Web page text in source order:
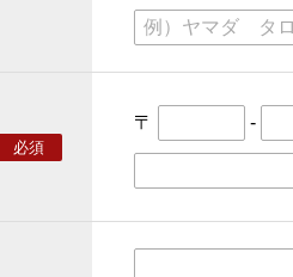
必須
〒 -